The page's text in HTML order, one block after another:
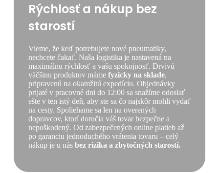
Rýchlosť a nákup bez
starostí
Vieme, že keď potrebujete nové pneumatiky,
nechcete čakať. Naša logistika je nastavená na
maximálnu rýchlosť a vašu spokojnosť. Drvivú
väčšinu produktov máme fyzicky na sklade,
pripravenú na okamžitú expedíciu. Objednávky
prijaté v pracovné dni do 12:00 sa snažíme odoslať
ešte v ten istý deň, aby ste sa čo najskôr mohli vydať
na cesty. Spoliehame sa len na overených
dopravcov, ktorí doručia váš tovar bezpečne a
nepoškodený. Od zabezpečených online platieb až
po garanciu jednoduchého vrátenia tovaru – celý
nákup je u nás bez rizika a zbytočných starostí.